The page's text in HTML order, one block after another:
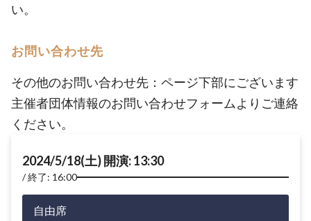
い。
お問い合わせ先
その他のお問い合わせ先：ページ下部にございます
主催者団体情報のお問い合わせフォームよりご連絡
ください。
2024/5/18(土) 開演: 13:30
終了: 16:00
自由席